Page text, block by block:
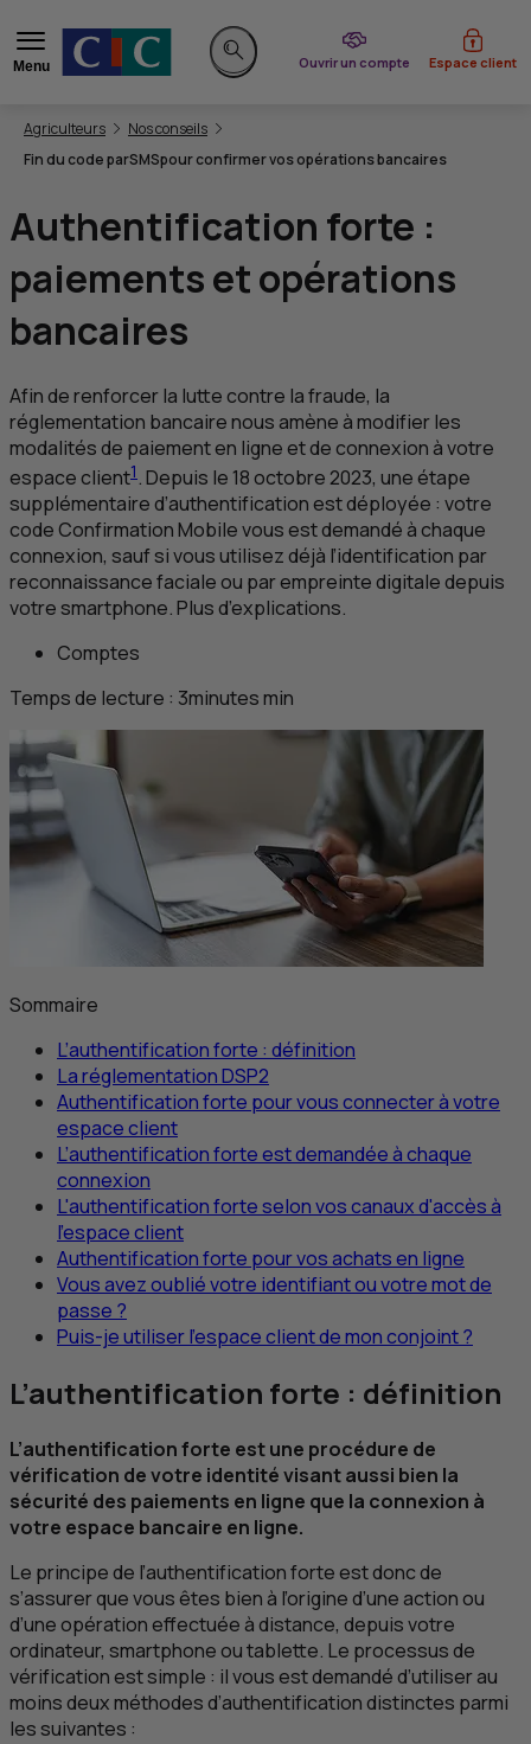
Menu
Rechercher sur le site
Ouvrir un compte
du CIC Espace client
Vous êtes ici:
Agriculteurs
Nos conseils
Fin du code parSMSpour confirmer vos opérations bancaires
Authentification forte :
paiements et opérations
bancaires
Afin de renforcer la lutte contre la fraude, la
réglementation bancaire nous amène à modifier les
modalités de paiement en ligne et de connexion à votre
espace client1. Depuis le 18 octobre 2023, une étape
supplémentaire d’authentification est déployée : votre
code Confirmation Mobile vous est demandé à chaque
connexion, sauf si vous utilisez déjà l’identification par
reconnaissance faciale ou par empreinte digitale depuis
votre smartphone. Plus d’explications.
Comptes
Temps de lecture : 3minutesmin
Sommaire
L’authentification forte : définition
La réglementationDSP2
Authentification forte pour vous connecter à votre
espace client
L’authentification forte est demandée à chaque
connexion
L'authentification forte selon vos canaux d'accès à
l'espace client
Authentification forte pour vos achats en ligne
Vous avez oublié votre identifiant ou votre mot de
passe ?
Puis-je utiliser l'espace client de mon conjoint ?
L’authentification forte : définition
L’authentification forte est une procédure de
vérification de votre identité visant aussi bien la
sécurité des paiements en ligne que la connexion à
votre espace bancaire en ligne.
Le principe de l’authentification forte est donc de
s’assurer que vous êtes bien à l’origine d’une action ou
d’une opération effectuée à distance, depuis votre
ordinateur, smartphone ou tablette. Le processus de
vérification est simple : il vous est demandé d’utiliser au
moins deux méthodes d’authentification distinctes parmi
les suivantes :